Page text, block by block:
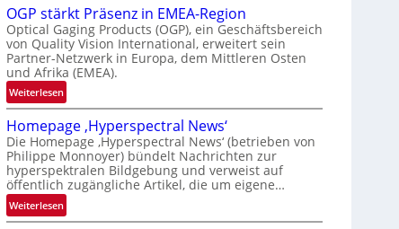
i
o
n
a
l
V
i
s
i
o
n
N
i
l
a
n
d
o
b
e
t
e
i
l
i
OGP stärkt Präsenz in EMEA-Region
Optical Gaging Products (OGP), ein Geschäftsbereich
von Quality Vision International, erweitert sein
Partner-Netzwerk in Europa, dem Mittleren Osten
und Afrika (EMEA).
Weiterlesen:
O
G
P
s
t
ä
r
Homepage ‚Hyperspectral News‘
Die Homepage ‚Hyperspectral News‘ (betrieben von
Philippe Monnoyer) bündelt Nachrichten zur
hyperspektralen Bildgebung und verweist auf
öffentlich zugängliche Artikel, die um eigene…
Weiterlesen:
H